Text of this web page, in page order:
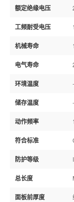
额定绝缘电压
工频耐受电压
机械寿命
电气寿命
环境温度
储存温度
动作频率
符合标准
防护等级
总长度
面板前厚度